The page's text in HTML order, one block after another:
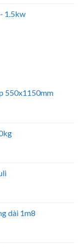
1.5kw
550x1150mm
dài 1m8